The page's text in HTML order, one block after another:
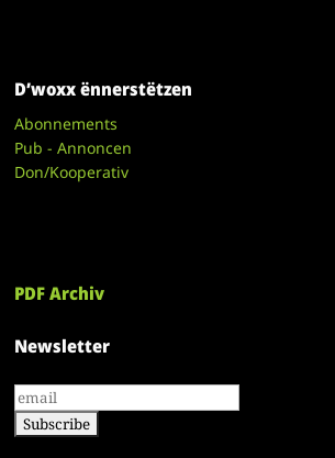
D’woxx ënnerstëtzen
Abonnements
Pub - Annoncen
Don/Kooperativ
PDF Archiv
Newsletter